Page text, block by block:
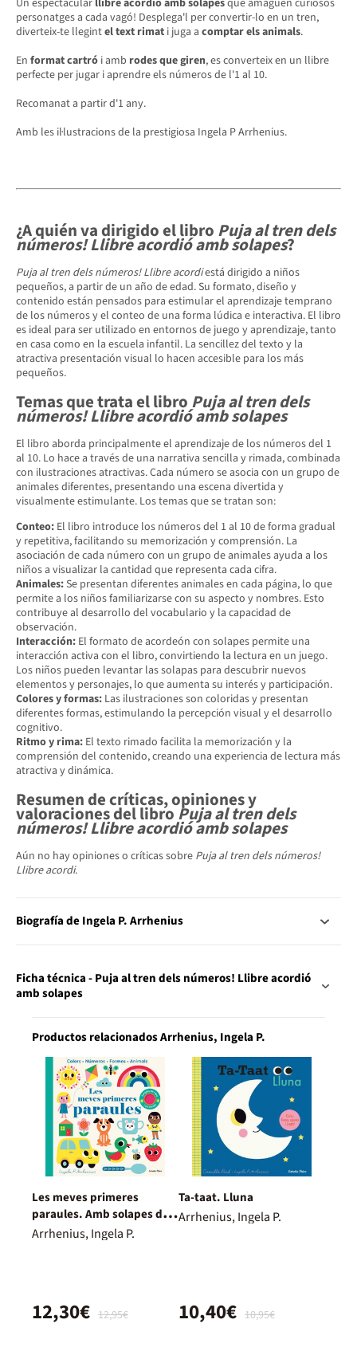
personatges a cada vagó! Desplega'l per convertir-lo en un tren,
diverteix-te llegintel text rimat i juga a comptar els animals.
En format cartró i amb rodes que giren, es converteix en un llibre
perfecte per jugar i aprendre els números de l'1 al 10.
Recomanat a partir d'1 any.
Amb les il·lustracions de la prestigiosa Ingela P Arrhenius.
¿A quién va dirigido el libro Puja al tren dels
números! Llibre acordió amb solapes?
Puja al tren dels números! Llibre acordiestá dirigido a niños
pequeños, a partir de un año de edad. Su formato, diseño y
contenido están pensados para estimular el aprendizaje temprano
de los números y el conteo de una forma lúdica e interactiva. El libro
es ideal para ser utilizado en entornos de juego y aprendizaje, tanto
en casa como en la escuela infantil. La sencillez del texto y la
atractiva presentación visual lo hacen accesible para los más
pequeños.
Temas que trata el libro Puja al tren dels
números! Llibre acordió amb solapes
El libro aborda principalmente el aprendizaje de los números del 1
al 10. Lo hace a través de una narrativa sencilla y rimada, combinada
con ilustraciones atractivas. Cada número se asocia con un grupo de
animales diferentes, presentando una escena divertida y
visualmente estimulante. Los temas que se tratan son:
Conteo: El libro introduce los números del 1 al 10 de forma gradual
y repetitiva, facilitando su memorización y comprensión. La
asociación de cada número con un grupo de animales ayuda a los
niños a visualizar la cantidad que representa cada cifra.
Animales:Se presentan diferentes animales en cada página, lo que
permite a los niños familiarizarse con su aspecto y nombres. Esto
contribuye al desarrollo del vocabulario y la capacidad de
observación.
Interacción: El formato de acordeón con solapes permite una
interacción activa con el libro, convirtiendo la lectura en un juego.
Los niños pueden levantar las solapas para descubrir nuevos
elementos y personajes, lo que aumenta su interés y participación.
Colores y formas: Las ilustraciones son coloridas y presentan
diferentes formas, estimulando la percepción visual y el desarrollo
cognitivo.
Ritmo y rima: El texto rimado facilita la memorización y la
comprensión del contenido, creando una experiencia de lectura más
atractiva y dinámica.
Resumen de críticas, opiniones y
valoraciones del libroPuja al tren dels
números! Llibre acordió amb solapes
Aún no hay opiniones o críticas sobre Puja al tren dels números!
Llibre acordi.
Biografía de Ingela P. Arrhenius
Ficha técnica - Puja al tren dels números! Llibre acordió
amb solapes
Productos relacionados Arrhenius, Ingela P.
Les meves primeres
paraules. Amb solapes de
roba i un mirall
Arrhenius, Ingela P.
12,95€
12,30€
Ta-taat. Lluna
Arrhenius, Ingela P.
10,95€
10,40€